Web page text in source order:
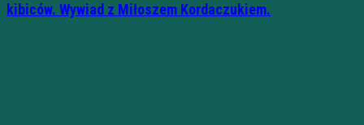
kibiców. Wywiad z Miłoszem Kordaczukiem.